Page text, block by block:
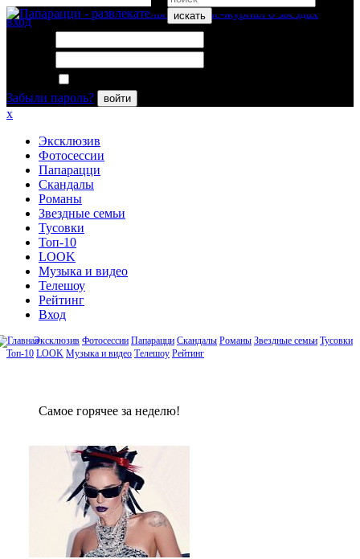
искать
вход
Забыли пароль?
войти
x
Эксклюзив
Фотосессии
Папарацци
Скандалы
Романы
Звездные семьи
Тусовки
Топ-10
LOOK
Музыка и видео
Телешоу
Рейтинг
Вход
Эксклюзив Фотосессии Папарацци Скандалы Романы Звездные семьи Тусовки
Топ-10 LOOK Музыка и видео Телешоу Рейтинг
Сaмое гoрячее за неделю!